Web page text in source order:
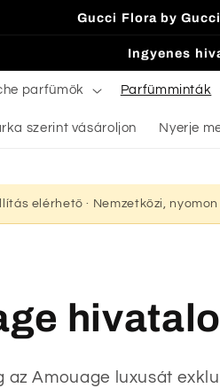
Gucci Flora by
Ingyenes
parfümök Parfümminták
szerint vásároljon Nyerje
elérhető · Nemzetközi,
az Amouage luxusát